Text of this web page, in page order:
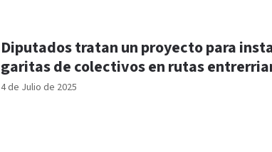
4 de Julio de 2025
Diputados tratan un proyecto para
garitas de colectivos en rutas